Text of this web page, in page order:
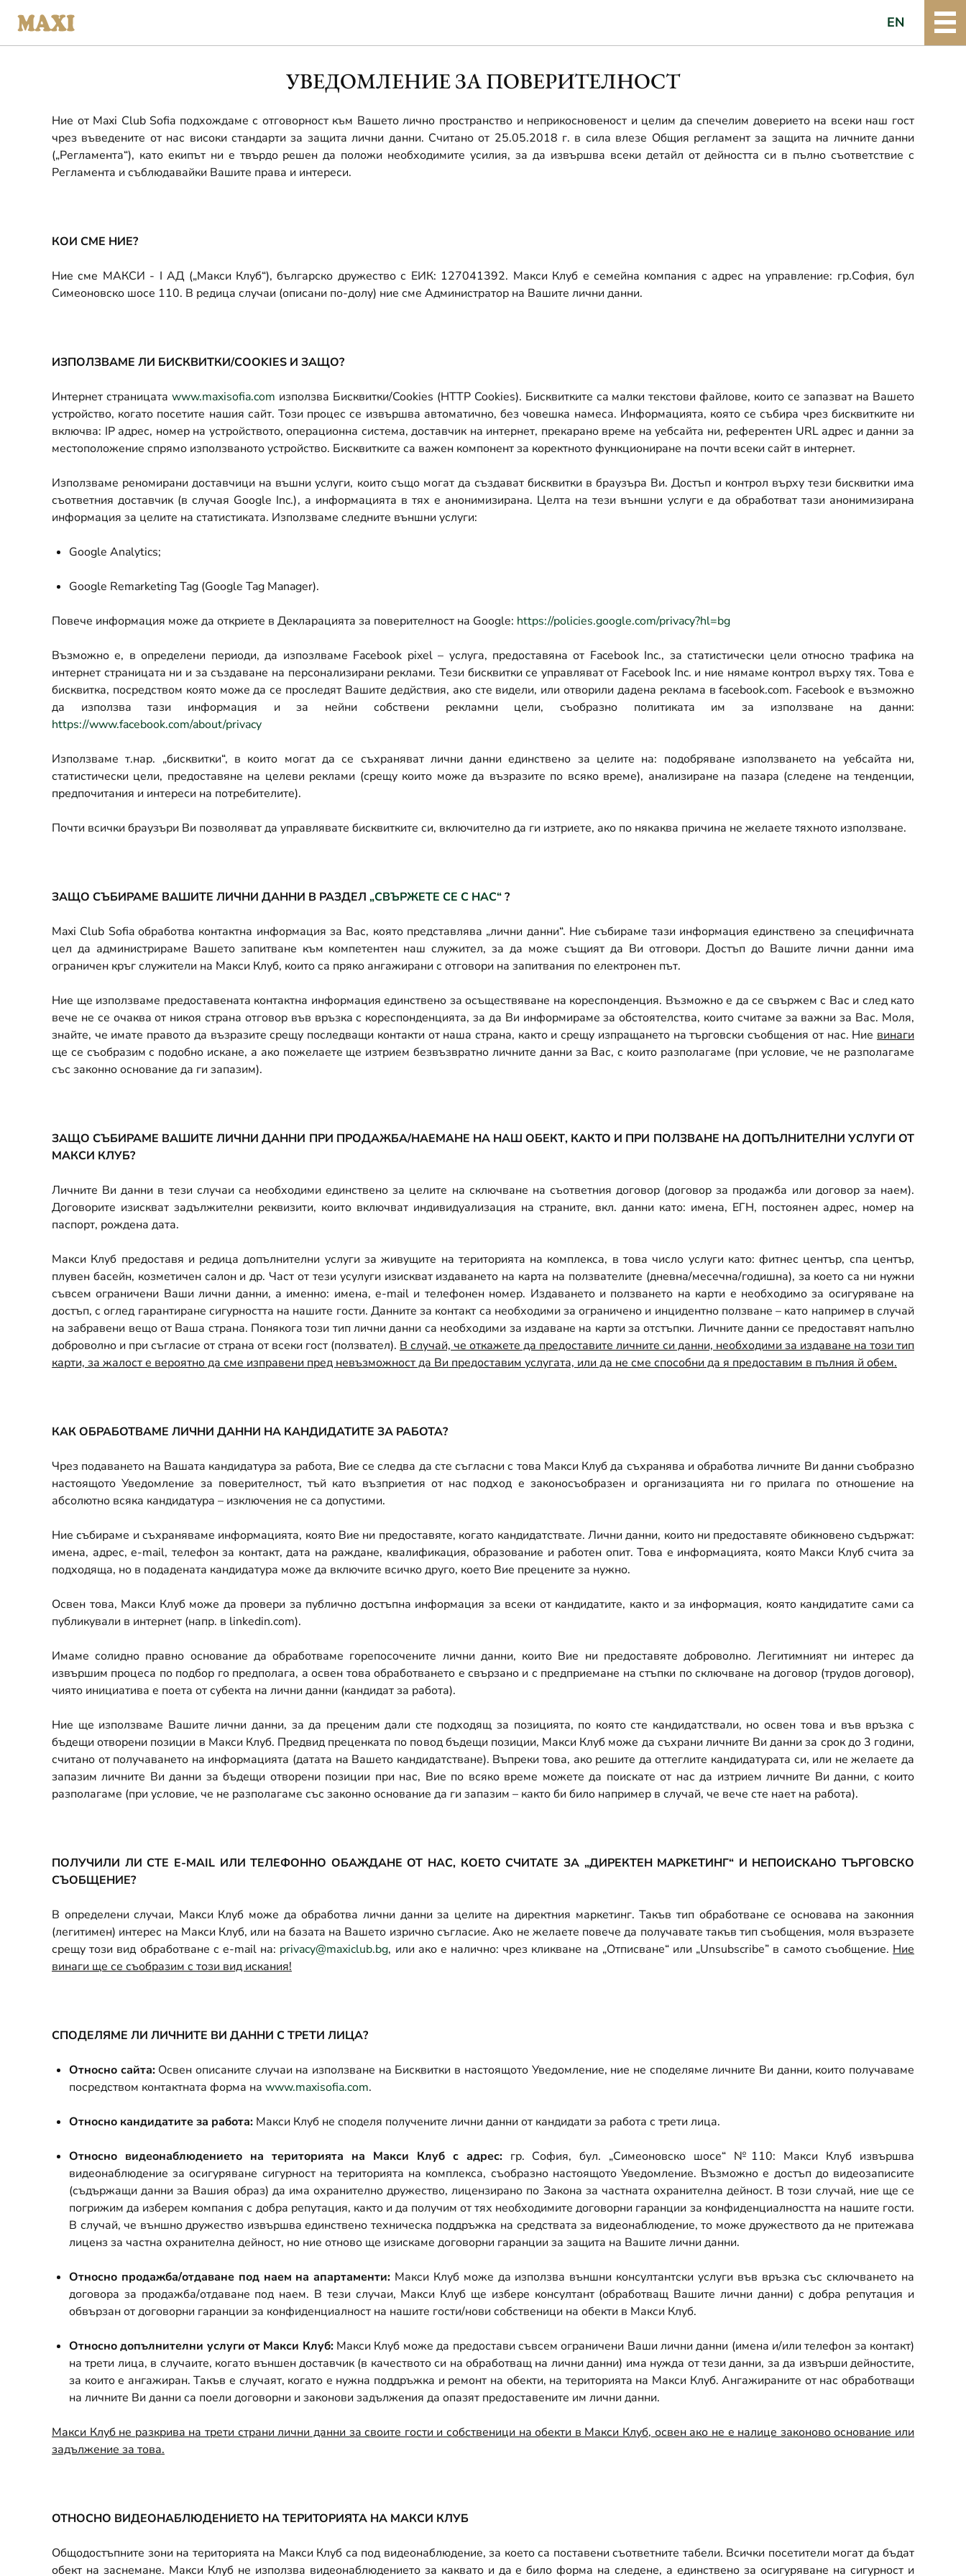
EN
УВЕДОМЛЕНИЕ ЗА ПОВЕРИТЕЛНОСТ
Ние от Maxi Club Sofia подхождаме с отговорност към Вашето лично пространство и неприкосновеност и целим да спечелим доверието на всеки наш гост
чрез въведените от нас високи стандарти за защита лични данни. Считано от 25.05.2018 г. в сила влезе Общия регламент за защита на личните данни
(„Регламента“), като екипът ни е твърдо решен да положи необходимите усилия, за да извършва всеки детайл от дейността си в пълно съответствие с
Регламента и съблюдавайки Вашите права и интереси.
КОИ СМЕ НИЕ?
Ние сме МАКСИ - І АД („Макси Клуб“), българско дружество с ЕИК: 127041392. Макси Клуб е семейна компания с адрес на управление: гр.София, бул
Симеоновско шосе 110. В редица случаи (описани по-долу) ние сме Администратор на Вашите лични данни.
ИЗПОЛЗВАМЕ ЛИ БИСКВИТКИ/COOKIES И ЗАЩО?
Интернет страницата www.maxisofia.com използва Бисквитки/Cookies (HTTP Cookies). Бисквитките са малки текстови файлове, които се запазват на Вашето
устройство, когато посетите нашия сайт. Този процес се извършва автоматично, без човешка намеса. Информацията, която се събира чрез бисквитките ни
включва: IP адрес, номер на устройството, операционна система, доставчик на интернет, прекарано време на уебсайта ни, референтен URL адрес и данни за
местоположение спрямо използваното устройство. Бисквитките са важен компонент за коректното функциониране на почти всеки сайт в интернет.
Използваме реномирани доставчици на въшни услуги, които също могат да създават бисквитки в браузъра Ви. Достъп и контрол върху тези бисквитки има
съответния доставчик (в случая Google Inc.), а информацията в тях е анонимизирана. Целта на тези външни услуги е да обработват тази анонимизирана
информация за целите на статистиката. Използваме следните външни услуги:
Google Analytics;
Google Remarketing Tag (Google Tag Manager).
Повече информация може да откриете в Декларацията за поверителност на Google: https://policies.google.com/privacy?hl=bg
Възможно е, в определени периоди, да изпозлваме Facebook pixel – услуга, предоставяна от Facebook Inc., за статистически цели относно трафика на
интернет страницата ни и за създаване на персонализирани реклами. Тези бисквитки се управляват от Facebook Inc. и ние нямаме контрол върху тях. Това е
бисквитка, посредством която може да се проследят Вашите дедйствия, ако сте видели, или отворили дадена реклама в facebook.com. Facebookе възможно
да използва тази информация и за нейни собствени рекламни цели, съобразно политиката им за използване на данни:
https://www.facebook.com/about/privacy
Използваме т.нар. „бисквитки“, в които могат да се съхраняват лични данни единствено за целите на: подобряване използването на уебсайта ни,
статистически цели, предоставяне на целеви реклами (срещу които може да възразите по всяко време), анализиране на пазара (следене на тенденции,
предпочитания и интереси на потребителите).
Почти всички браузъри Ви позволяват да управлявате бисквитките си, включително да ги изтриете, ако по някаква причина не желаете тяхното използване.
ЗАЩО СЪБИРАМЕ ВАШИТЕ ЛИЧНИ ДАННИ В РАЗДЕЛ „СВЪРЖЕТЕ СЕ С НАС“?
Maxi Club Sofia обработва контактна информация за Вас, която представлява „лични данни“. Ние събираме тази информация единствено за специфичната
цел да администрираме Вашето запитване към компетентен наш служител, за да може същият да Ви отговори. Достъп до Вашите лични данни има
ограничен кръг служители на Макси Клуб, които са пряко ангажирани с отговори на запитвания по електронен път.
Ние ще използваме предоставената контактна информация единствено за осъществяване на кореспонденция. Възможно е да се свържем с Вас и след като
вече не се очаква от никоя страна отговор във връзка с кореспонденцията, за да Ви информираме за обстоятелства, които считаме за важни за Вас. Моля,
знайте, че имате правото да възразите срещу последващи контакти от наша страна, както и срещу изпращането на търговски съобщения от нас. Ние винаги
ще се съобразим с подобно искане, а ако пожелаете ще изтрием безвъзвратно личните данни за Вас, с които разполагаме (при условие, че не разполагаме
със законно основание да ги запазим).
ЗАЩО СЪБИРАМЕ ВАШИТЕ ЛИЧНИ ДАННИ ПРИ ПРОДАЖБА/НАЕМАНЕ НА НАШ ОБЕКТ, КАКТО И ПРИ ПОЛЗВАНЕ НА ДОПЪЛНИТЕЛНИ УСЛУГИ ОТ
МАКСИ КЛУБ?
Личните Ви данни в тези случаи са необходими единствено за целите на сключване на съответния договор (договор за продажба или договор за наем).
Договорите изискват задължителни реквизити, които включват индивидуализация на страните, вкл. данни като: имена, ЕГН, постоянен адрес, номер на
паспорт, рождена дата.
Макси Клуб предоставя и редица допълнителни услуги за живущите на територията на комплекса, в това число услуги като: фитнес център, спа център,
плувен басейн, козметичен салон и др. Част от тези усулуги изискват издаването на карта на ползвателите (дневна/месечна/годишна), за което са ни нужни
съвсем ограничени Ваши лични данни, а именно: имена,e-mail и телефонен номер. Издаването и ползването на карти е необходимо за осигуряване на
достъп, с оглед гарантиране сигурността на нашите гости. Данните за контакт са необходими за ограничено и инцидентно ползване – като например в случай
на забравени вещо от Ваша страна. Понякога този тип лични данни са необходими за издаване на карти за отстъпки. Личните данни се предоставят напълно
доброволно и при съгласие от страна от всеки гост (ползвател). В случай, че откажете да предоставите личните си данни, необходими за издаване на този тип
карти, за жалост е вероятно да сме изправени пред невъзможност да Ви предоставим услугата, или да не сме способни да я предоставим в пълния й обем.
КАК ОБРАБОТВАМЕ ЛИЧНИ ДАННИ НА КАНДИДАТИТЕ ЗА РАБОТА?
Чрез подаването на Вашата кандидатура за работа, Вие се следва да сте съгласни с това Макси Клуб да съхранява и обработва личните Ви данни съобразно
настоящото Уведомление за поверителност, тъй като възприетия от нас подход е законосъобразен и организацията ни го прилага по отношение на
абсолютно всяка кандидатура – изключения не са допустими.
Ние събираме и съхраняваме информацията, която Вие ни предоставяте, когато кандидатствате. Лични данни, които ни предоставяте обикновено съдържат:
имена, адрес,e-mail, телефон за контакт, дата на раждане, квалификация, образование и работен опит. Това е информацията, която Макси Клуб счита за
подходяща, но в подадената кандидатура може да включите всичко друго, което Вие прецените за нужно.
Освен това, Макси Клуб може да провери за публично достъпна информация за всеки от кандидатите, както и за информация, която кандидатите сами са
публикували в интернет (напр. в linkedin.com).
Имаме солидно правно основание да обработваме горепосочените лични данни, които Вие ни предоставяте доброволно. Легитимният ни интерес да
извършим процеса по подбор го предполага, а освен това обработването е свързано и с предприемане на стъпки по сключване на договор (трудов договор),
чиято инициатива е поета от субекта на лични данни (кандидат за работа).
Ние ще използваме Вашите лични данни, за да преценим дали сте подходящ за позицията, по която сте кандидатствали, но освен това и във връзка с
бъдещи отворени позиции в Макси Клуб. Предвид преценката по повод бъдещи позиции, Макси Клуб може да съхрани личните Ви данни за срок до 3 години,
считано от получаването на информацията (датата на Вашето кандидатстване). Въпреки това, ако решите да оттеглите кандидатурата си, или не желаете да
запазим личните Ви данни за бъдещи отворени позиции при нас, Вие по всяко време можете да поискате от нас да изтрием личните Ви данни, с които
разполагаме (при условие, че не разполагаме със законно основание да ги запазим – както би било например в случай, че вече сте нает на работа).
ПОЛУЧИЛИ ЛИ СТЕ E-MAIL ИЛИ ТЕЛЕФОННО ОБАЖДАНЕ ОТ НАС, КОЕТО СЧИТАТЕ ЗА „ДИРЕКТЕН МАРКЕТИНГ“ И НЕПОИСКАНО ТЪРГОВСКО
СЪОБЩЕНИЕ?
В определени случаи, Макси Клуб може да обработва лични данни за целите на директния маркетинг. Такъв тип обработване се основава на законния
(легитимен) интерес на Макси Клуб, или на базата на Вашето изрично съгласие. Ако не желаете повече да получавате такъв тип съобщения, моля възразете
срещу този вид обработване с e-mailна: privacy@maxiclub.bg, или ако е налично: чрез кликване на „Отписване“ или „Unsubscribe” в самото съобщение. Ние
винаги ще се съобразим с този вид искания!
СПОДЕЛЯМЕ ЛИ ЛИЧНИТЕ ВИ ДАННИ С ТРЕТИ ЛИЦА?
Относно сайта:Освен описаните случаи на използване на Бисквитки в настоящото Уведомление, ние не споделяме личните Ви данни, които получаваме
посредством контактната форма на www.maxisofia.com.
Относно кандидатите за работа: Макси Клуб не споделя получените лични данни от кандидати за работа с трети лица.
Относно видеонаблюдението на територията на Макси Клуб с адрес:гр. София, бул. „Симеоновско шосе“ №110: Макси Клуб извършва
видеонаблюдение за осигуряване сигурност на територията на комплекса, съобразно настоящото Уведомление. Възможно е достъп до видеозаписите
(съдържащи данни за Вашия образ) да има охранително дружество, лицензирано по Закона за частната охранителна дейност. В този случай, ние ще се
погрижим да изберем компания с добра репутация, както и да получим от тях необходимите договорни гаранции за конфиденциалността на нашите гости.
В случай, че външно дружество извършва единствено техническа поддръжка на средствата за видеонаблюдение, то може дружеството да не притежава
лиценз за частна охранителна дейност, но ние отново ще изискаме договорни гаранции за защита на Вашите лични данни.
Относно продажба/отдаване под наем на апартаменти: Макси Клуб може да използва външни консултантски услуги във връзка със сключването на
договора за продажба/отдаване под наем. В тези случаи, Макси Клуб ще избере консултант (обработващ Вашите лични данни) с добра репутация и
обвързан от договорни гаранции за конфиденциалност на нашите гости/нови собственици на обекти в Макси Клуб.
Относно допълнителни услуги от Макси Клуб:Макси Клуб може да предостави съвсем ограничени Ваши лични данни (имена и/или телефон за контакт)
на трети лица, в случаите, когато външен доставчик (в качеството си на обработващ на лични данни) има нужда от тези данни, за да извърши дейностите,
за които е ангажиран. Такъв е случаят, когато е нужна поддръжка и ремонт на обекти, на територията на Макси Клуб. Ангажираните от нас обработващи
на личните Ви данни са поели договорни и законови задължения да опазят предоставените им лични данни.
Макси Клуб не разкрива на трети страни лични данни за своите гости и собственици на обекти в Макси Клуб, освен ако не е налице законово основание или
задължение за това.
ОТНОСНО ВИДЕОНАБЛЮДЕНИЕТО НА ТЕРИТОРИЯТА НА МАКСИ КЛУБ
Общодостъпните зони на територията на Макси Клуб са под видеонаблюдение, за което са поставени съответните табели. Всички посетители могат да бъдат
обект на заснемане. Макси Клуб не използва видеонаблюдението за каквато и да е било форма на следене, а единствено за осигуряване на сигурност и